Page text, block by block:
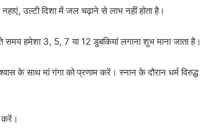
उल्टी दिशा में जल चढ़ाने से लाभ नहीं होता है।
समय हमेशा 3, 5, 7 या 12 डुबकियां लगाना शुभ माना जाता है।
के साथ मां गंगा को प्रणाम करें। स्नान के दौरान धर्म विरुद्ध
करें।